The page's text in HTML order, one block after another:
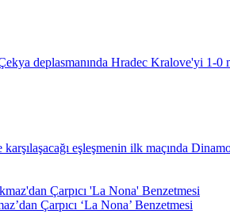
Çarpıcı ‘La Nona’ Benzetmesi